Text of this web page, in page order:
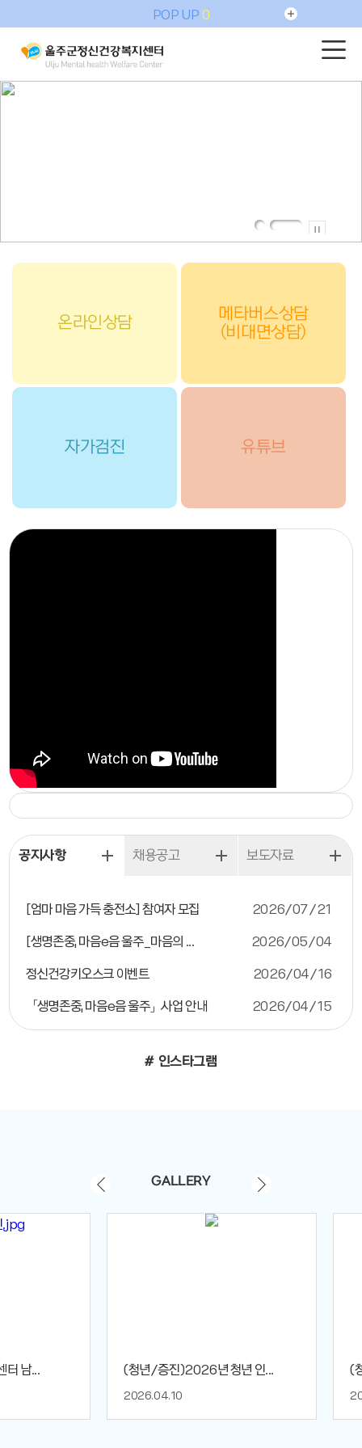
POP UP0
온라인상담
메타버스상담
(비대면상담)
자가검진 유튜브
공지사항 채용공고 보도자료
[엄마 마음 가득 충전소] 참여자 모집
2026/07/21
[생명존중, 마음e음 울주_마음의 ...
2026/05/04
정신건강키오스크 이벤트
2026/04/16
「생명존중, 마음e음 울주」사업 안내
2026/04/15
# 인스타그램
GALLERY
터 남... (청년/증진)2026년 청년 인...
2026.04.10
(